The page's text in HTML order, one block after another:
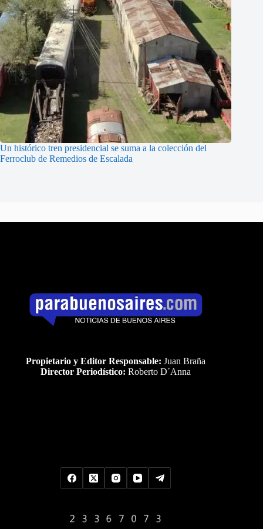
Un histórico tren presidencial se suma a la colección del
Ferroclub de Remedios de Escalada
Propietario y Editor Responsable: Juan Braña
Director Periodístico: Roberto D´Anna